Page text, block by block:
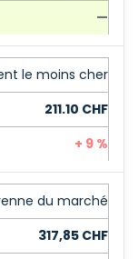
—
le moins cher
211.10 CHF
+ 9 %
du marché
317,85 CHF